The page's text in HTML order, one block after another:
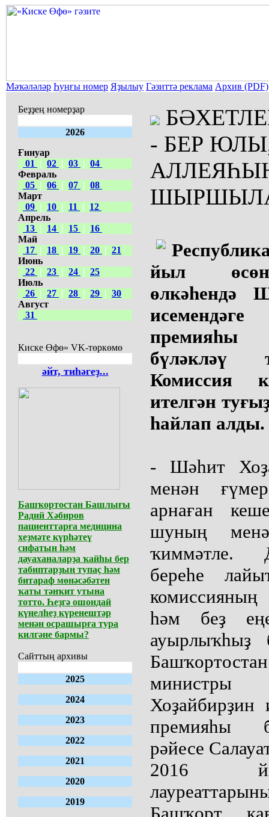
Мәҡәләләр Һуңғы номер Яҙылыу Гәзиттә реклама Архив (PDF)
Беҙҙең номерҙар
2026
Ғинуар
01
| 02 | 03 | 04
Февраль
05 | 06 | 07 | 08
Март
09 | 10 | 11 |
12
Апрель
13 | 14 | 15 |
16
Май
17 | 18 | 19 | 20 | 21
Июнь
22 | 23 | 24 | 25
Июль
26 | 27 | 28 | 29 | 30
Август
31
Киске Өфө» VK-төркөмө
әйт, тиһәгеҙ...
Башҡортостан Башлығы
Радий Хәбиров
пациенттарға медицина
хеҙмәте күрһәтеү
сифатын һәм
дауаханаларҙа ҡайһы бер
табиптарҙың тупаҫ һәм
битараф мөнәсәбәтен
ҡаты тәнҡит утына
тотто. Һеҙгә ошондай
күңелһеҙ күренештәр
менән осрашырға тура
килгәне бармы?
Сайттың архивы
2025
2024
2023
2022
2021
2020
2019
- БЕР
йыл өсөн
өлкәһендә
премияһы
бүләкләү
Комиссия
ителгән
һайлап алды.
- Шәһит
менән
арнаған
шуның
ҡиммәтле.
береһе
һәм беҙ
ауырлыҡһыҙ
министры
Хоҙайбирҙин
премияһы
рәйесе
2016